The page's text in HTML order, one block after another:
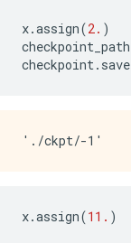
x.assign(2. )
checkpoint_path
checkpoint. save
x.assign(11. )